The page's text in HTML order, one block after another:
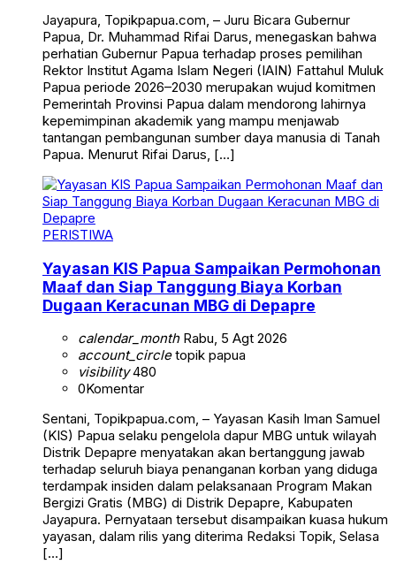
Jayapura, Topikpapua.com, – Juru Bicara Gubernur
Papua, Dr. Muhammad Rifai Darus, menegaskan bahwa
perhatian Gubernur Papua terhadap proses pemilihan
Rektor Institut Agama Islam Negeri (IAIN) Fattahul Muluk
Papua periode 2026–2030 merupakan wujud komitmen
Pemerintah Provinsi Papua dalam mendorong lahirnya
kepemimpinan akademik yang mampu menjawab
tantangan pembangunan sumber daya manusia di Tanah
Papua. Menurut Rifai Darus, […]
PERISTIWA
Yayasan KIS Papua Sampaikan Permohonan
Maaf dan Siap Tanggung Biaya Korban
Dugaan Keracunan MBG di Depapre
calendar_monthRabu, 5 Agt 2026
account_circletopik papua
visibility480
0Komentar
Sentani, Topikpapua.com, – Yayasan Kasih Iman Samuel
(KIS) Papua selaku pengelola dapur MBG untuk wilayah
Distrik Depapre menyatakan akan bertanggung jawab
terhadap seluruh biaya penanganan korban yang diduga
terdampak insiden dalam pelaksanaan Program Makan
Bergizi Gratis (MBG) di Distrik Depapre, Kabupaten
Jayapura. Pernyataan tersebut disampaikan kuasa hukum
yayasan, dalam rilis yang diterima Redaksi Topik, Selasa
[…]